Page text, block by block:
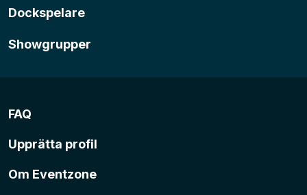
Dockspelare
Showgrupper
FAQ
Upprätta profil
Om Eventzone